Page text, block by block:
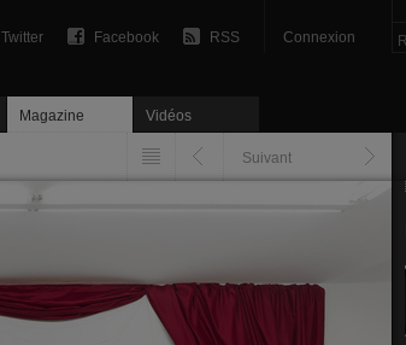
Connexion
RSS
Facebook
Twitter
Magazine Vidéos
Suivant